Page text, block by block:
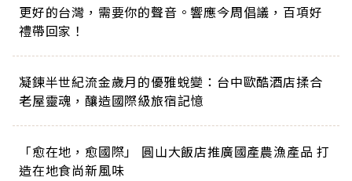
更好的台灣，需要你的聲音。響應今周倡議，百項好
禮帶回家！
凝鍊半世紀流金歲月的優雅蛻變：台中歐酷酒店揉合
老屋靈魂，釀造國際級旅宿記憶
「愈在地，愈國際」 圓山大飯店推廣國產農漁產品 打
造在地食尚新風味